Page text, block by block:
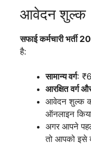
आवेदन शुल्क
सफाई कर्मचारी भर्ती
है:
सामान्य वर्ग:
आरक्षित वर्ग
आवेदन शुल्क
ऑनलाइन
अगर आपने
तो आपको इसे